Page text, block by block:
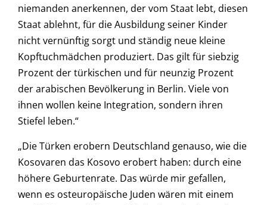
niemanden anerkennen, der vom Staat lebt, diesen
Staat ablehnt, für die Ausbildung seiner Kinder
nicht vernünftig sorgt und ständig neue kleine
Kopftuchmädchen produziert. Das gilt für siebzig
Prozent der türkischen und für neunzig Prozent
der arabischen Bevölkerung in Berlin. Viele von
ihnen wollen keine Integration, sondern ihren
Stiefel leben.“
„Die Türken erobern Deutschland genauso, wie die
Kosovaren das Kosovo erobert haben: durch eine
höhere Geburtenrate. Das würde mir gefallen,
wenn es osteuropäische Juden wären mit einem